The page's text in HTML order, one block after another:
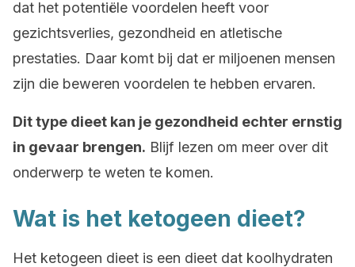
dat het potentiële voordelen heeft voor
gezichtsverlies, gezondheid en atletische
prestaties. Daar komt bij dat er miljoenen mensen
zijn die beweren voordelen te hebben ervaren.
Dit type dieet kan je gezondheid echter ernstig
in gevaar brengen. Blijf lezen om meer over dit
onderwerp te weten te komen.
Wat is het ketogeen dieet?
Het ketogeen dieet is een dieet dat koolhydraten